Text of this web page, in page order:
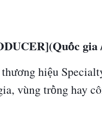
ốc gia
ương hiệu
vùng trồng hay cô